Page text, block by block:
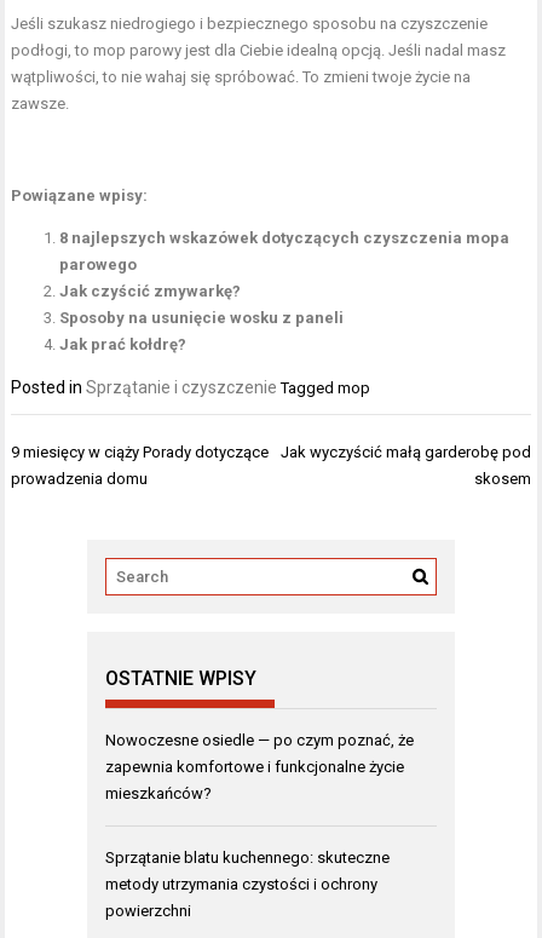
Jeśli szukasz niedrogiego i bezpiecznego sposobu na czyszczenie
podłogi, to mop parowy jest dla Ciebie idealną opcją. Jeśli nadal masz
wątpliwości, to nie wahaj się spróbować. To zmieni twoje życie na
zawsze.
Powiązane wpisy:
8 najlepszych wskazówek dotyczących czyszczenia mopa
parowego
Jak czyścić zmywarkę?
Sposoby na usunięcie wosku z paneli
Jak prać kołdrę?
Posted inSprzątanie i czyszczenie Taggedmop
Nawigacja
wpisu
9 miesięcy w ciąży Porady dotyczące
prowadzenia domu
Jak wyczyścić małą garderobę pod
skosem
OSTATNIE WPISY
Nowoczesne osiedle — po czym poznać, że
zapewnia komfortowe i funkcjonalne życie
mieszkańców?
Sprzątanie blatu kuchennego: skuteczne
metody utrzymania czystości i ochrony
powierzchni